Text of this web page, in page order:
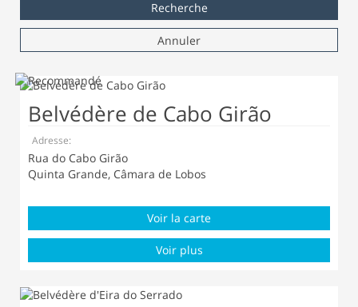
Annuler
Belvédère de Cabo Girão
Adresse:
Rua do Cabo Girão
Quinta Grande, Câmara de Lobos
Voir la carte
Voir plus